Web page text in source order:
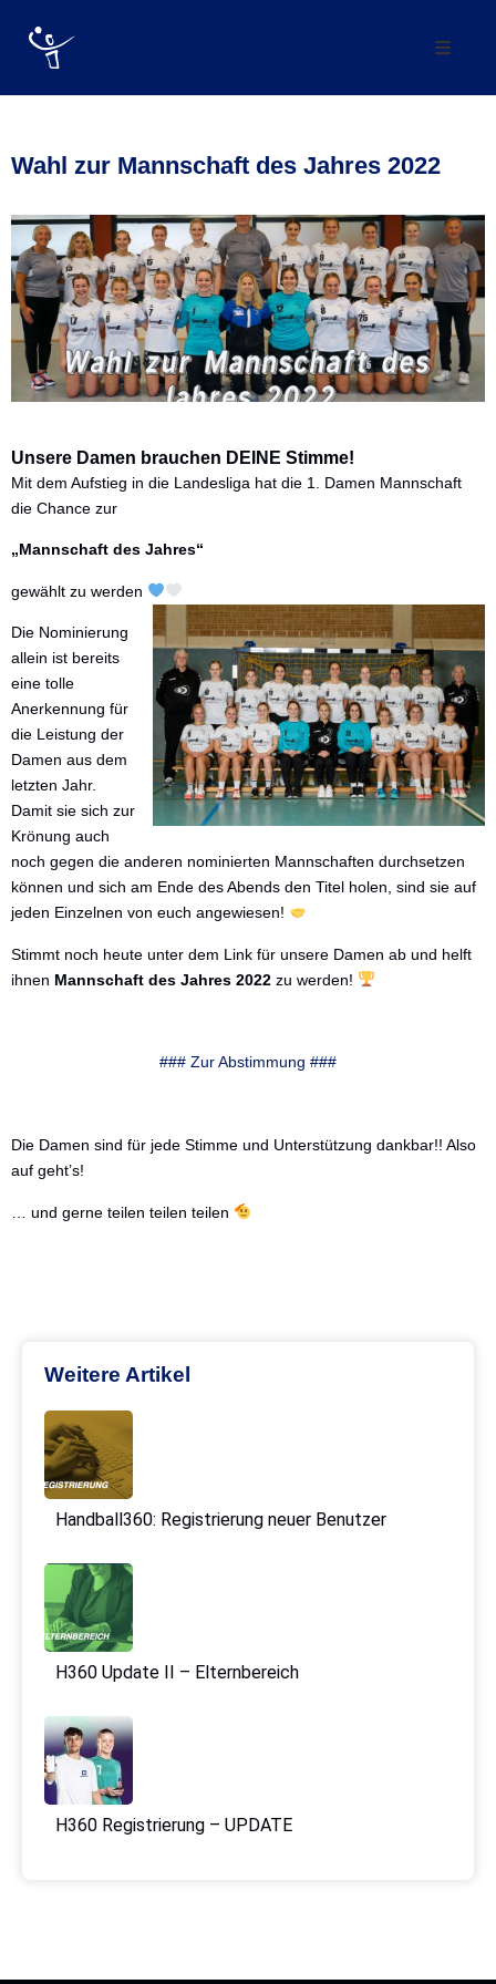
Verein
Abteilung
Mannschaften
Förderverein
Trainingszeiten
Kontakt
Vereinskollektion
Wahl zur Mannschaft des Jahres 2022
Unsere Damen brauchen DEINE Stimme!
Mit dem Aufstieg in die Landesliga hat die 1. Damen Mannschaft
die Chance zur
„Mannschaft des Jahres“
gewählt zu werden
Die Nominierung
allein ist bereits
eine tolle
Anerkennung für
die Leistung der
Damen aus dem
letzten Jahr.
Damit sie sich zur
Krönung auch
noch gegen die anderen nominierten Mannschaften durchsetzen
können und sich am Ende des Abends den Titel holen, sind sie auf
jeden Einzelnen von euch angewiesen!
Stimmt noch heute unter dem Link für unsere Damen ab und helft
ihnen Mannschaft des Jahres 2022 zu werden!
### Zur Abstimmung ###
Die Damen sind für jede Stimme und Unterstützung dankbar!! Also
auf geht’s!
… und gerne teilen teilen teilen
Weitere Artikel
Handball360: Registrierung neuer Benutzer
H360 Update II – Elternbereich
H360 Registrierung – UPDATE